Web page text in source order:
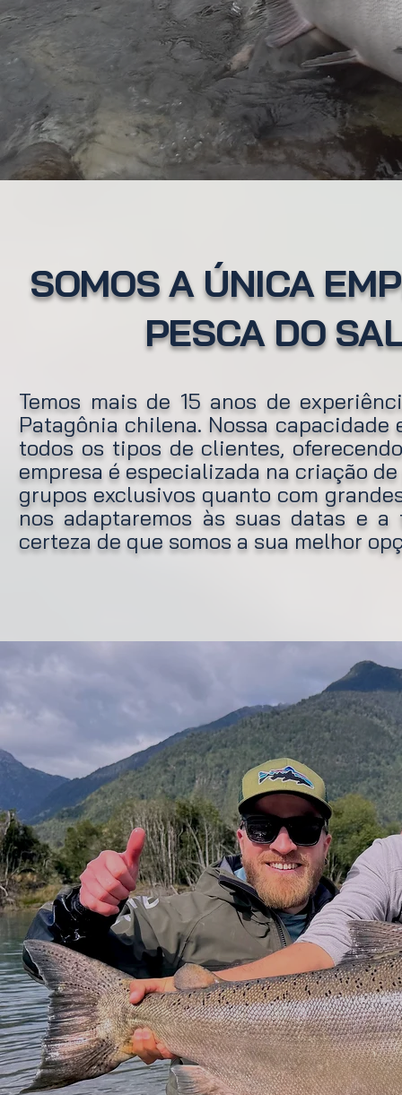
SOMOS A ÚNICA
PESCA DO
Temos mais de 15 anos de
Patagônia chilena. Nossa
todos os tipos de clientes,
empresa é especializada na criação
grupos exclusivos quanto com
nos adaptaremos às suas datas e a
certeza de que somos a sua melhor